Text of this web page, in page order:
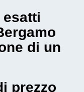
di un
prezzo